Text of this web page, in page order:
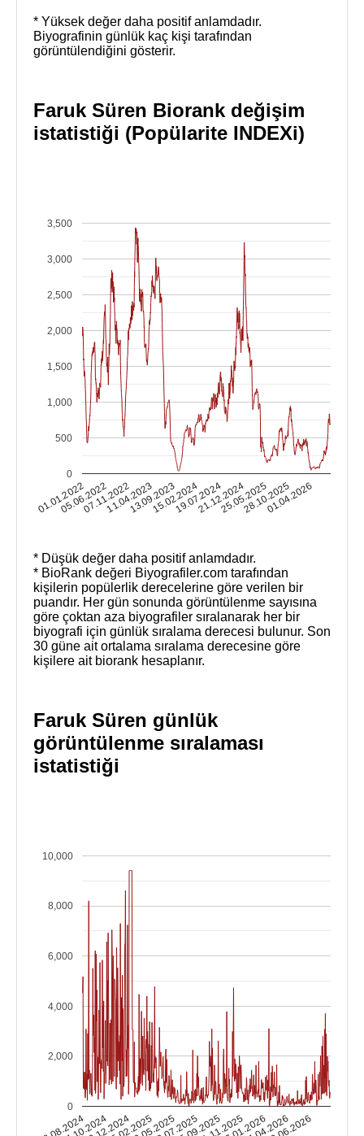
* Yüksek değer daha positif anlamdadır.
Biyografinin günlük kaç kişi tarafından
görüntülendiğini gösterir.
Faruk Süren Biorank değişim
istatistiği (Popülarite INDEXi)
01.01.2022
05.06.2022
07.11.2022
11.04.2023
13.09.2023
15.02.2024
19.07.2024
21.12.2024
25.05.2025
28.10.2025
01.04.2026
0
500
1,000
1,500
2,000
2,500
3,000
3,500
* Düşük değer daha positif anlamdadır.
* BioRank değeri Biyografiler.com tarafından
kişilerin popülerlik derecelerine göre verilen bir
puandır. Her gün sonunda görüntülenme sayısına
göre çoktan aza biyografiler sıralanarak her bir
biyografi için günlük sıralama derecesi bulunur. Son
30 güne ait ortalama sıralama derecesine göre
kişilere ait biorank hesaplanır.
Faruk Süren günlük
görüntülenme sıralaması
istatistiği
0
2,000
4,000
6,000
8,000
10,000